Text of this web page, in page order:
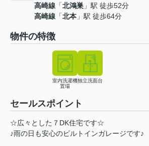
高崎線 「北鴻巣 」駅 徒歩52分
高崎線 「北本 」駅 徒歩64分
物件の特徴
室内洗濯機
置場
独立洗面台
セールスポイント
☆広々とした７DK住宅です☆
♪雨の日も安心のビルトインガレージです♪